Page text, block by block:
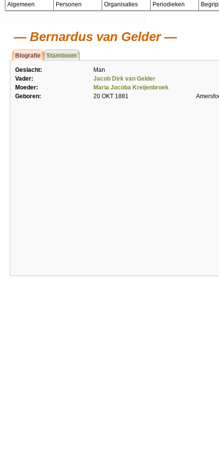
Algemeen Personen Organisaties Periodieken
Bernardus van Gelder
Biografie Stamboom
Geslacht:
Man
Vader:
Jacob Dirk van Gelder
Moeder:
Maria Jacoba Kreijenbroek
Geboren:
20 OKT 1881